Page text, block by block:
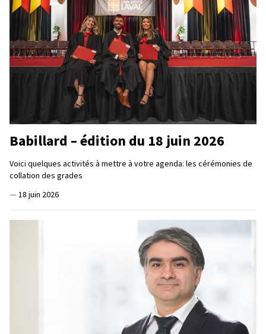
Babillard – édition du 18 juin 2026
Voici quelques activités à mettre à votre agenda: les cérémonies de
collation des grades
— 18 juin 2026